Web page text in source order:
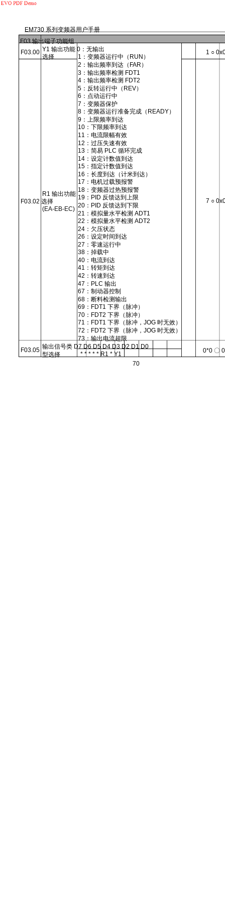
EM730 系列变频器用户手册
F03 输出端子功能组
Y1 输出功能 0：无输出
F03.00
选择
1：变频器运行中（RUN）
2：输出频率到达（FAR）
3：输出频率检测 FDT1
4：输出频率检测 FDT2
5：反转运行中（REV）
6：点动运行中
7：变频器保护
8：变频器运行准备完成（READY）
9：上限频率到达
10：下限频率到达
11：电流限幅有效
12：过压失速有效
13：简易 PLC 循环完成
14：设定计数值到达
15：指定计数值到达
16：长度到达（计米到达）
17：电机过载预报警
18：变频器过热预报警
R1 输出功能
19：PID 反馈达到上限
F03.02 选择
20：PID 反馈达到下限
(EA-EB-EC)
21：模拟量水平检测 ADT1
22：模拟量水平检测 ADT2
24：欠压状态
26：设定时间到达
27：零速运行中
38：掉载中
40：电流到达
41：转矩到达
42：转速到达
47：PLC 输出
67：制动器控制
68：断料检测输出
69：FDT1 下界（脉冲）
70：FDT2 下界（脉冲）
71：FDT1 下界（脉冲，JOG 时无效）
72：FDT2 下界（脉冲，JOG 时无效）
73：输出电流超限
输出信号类 D7 D6 D5 D4 D3 D2 D1 D0
F03.05
型选择
* * * * * R1 * Y1
70
1 ○
7 ○
0*0 〇